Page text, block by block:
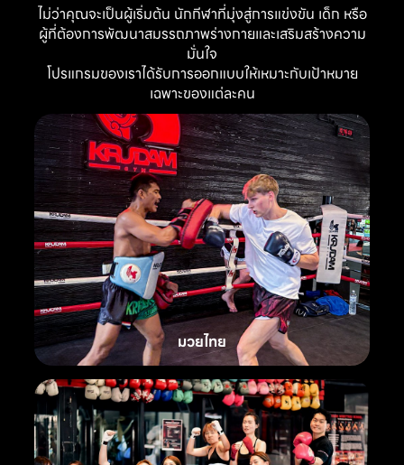
ไม่ว่าคุณจะเป็นผู้เริ่มต้น นักกีฬาที่มุ่งสู่การแข่งขัน เด็ก หรือ
ผู้ที่ต้องการพัฒนาสมรรถภาพร่างกายและเสริมสร้างความ
มั่นใจ
โปรแกรมของเราได้รับการออกแบบให้เหมาะกับเป้าหมาย
เฉพาะของแต่ละคน
มวยไทย